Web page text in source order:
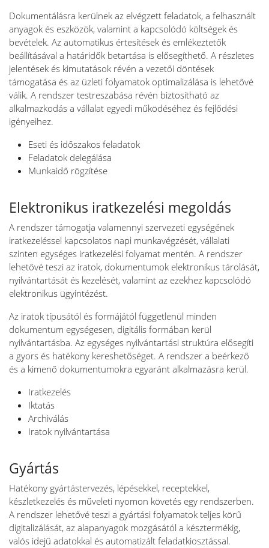
Dokumentálásra kerülnek az elvégzett feladatok, a felhasznált
anyagok és eszközök, valamint a kapcsolódó költségek és
bevételek. Az automatikus értesítések és emlékeztetők
beállításával a határidők betartása is elősegíthető. A részletes
jelentések és kimutatások révén a vezetői döntések
támogatása és az üzleti folyamatok optimalizálása is lehetővé
válik. A rendszer testreszabása révén biztosítható az
alkalmazkodás a vállalat egyedi működéséhez és fejlődési
igényeihez.
Eseti és időszakos feladatok
Feladatok delegálása
Munkaidő rögzítése
Elektronikus iratkezelési megoldás
A rendszer támogatja valamennyi szervezeti egységének
iratkezeléssel kapcsolatos napi munkavégzését, vállalati
szinten egységes iratkezelési folyamat mentén. A rendszer
lehetővé teszi az iratok, dokumentumok elektronikus tárolását,
nyilvántartását és kezelését, valamint az ezekhez kapcsolódó
elektronikus ügyintézést.
Az iratok típusától és formájától függetlenül minden
dokumentum egységesen, digitális formában kerül
nyilvántartásba. Az egységes nyilvántartási struktúra elősegíti
a gyors és hatékony kereshetőséget. A rendszer a beérkező
és a kimenő dokumentumokra egyaránt alkalmazásra kerül.
Iratkezelés
Iktatás
Archiválás
Iratok nyilvántartása
Gyártás
Hatékony gyártástervezés, lépésekkel, receptekkel,
készletkezelés és műveleti nyomon követés egy rendszerben.
A rendszer lehetővé teszi a gyártási folyamatok teljes körű
digitalizálását, az alapanyagok mozgásától a késztermékig,
valós idejű adatokkal és automatizált feladatkiosztással.